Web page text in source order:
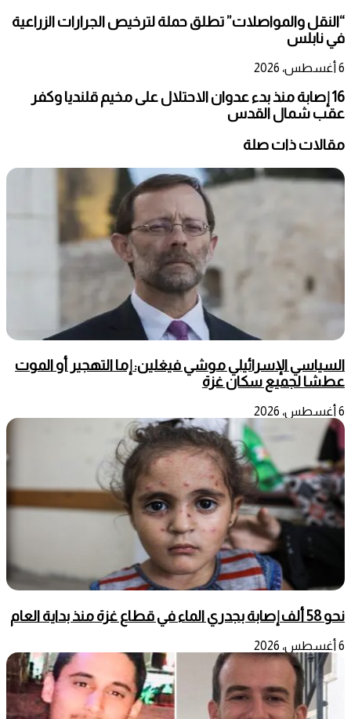
“النقل والمواصلات” تطلق حملة لترخيص الجرارات الزراعية
في نابلس
6 أغسطس، 2026
16 إصابة منذ بدء عدوان الاحتلال على مخيم قلنديا وكفر
عقب شمال القدس
مقالات ذات صلة
السياسي الإسرائيلي موشي فيغلين: إما التهجير أو الموت
عطشا لجميع سكان غزة
6 أغسطس، 2026
نحو 58 ألف إصابة بجدري الماء في قطاع غزة منذ بداية العام
6 أغسطس، 2026